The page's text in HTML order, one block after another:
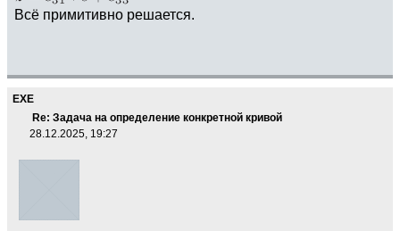
Всё примитивно решается.
EXE
Re: Задача на определение конкретной кривой
28.12.2025, 19:27